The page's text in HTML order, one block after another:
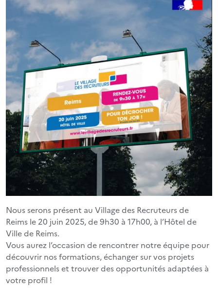
Nous serons présent au Village des Recruteurs de
Reims le 20 juin 2025, de 9h30 à 17h00, à l’Hôtel de
Ville de Reims.
Vous aurez l’occasion de rencontrer notre équipe pour
découvrir nos formations, échanger sur vos projets
professionnels et trouver des opportunités adaptées à
votre profil !